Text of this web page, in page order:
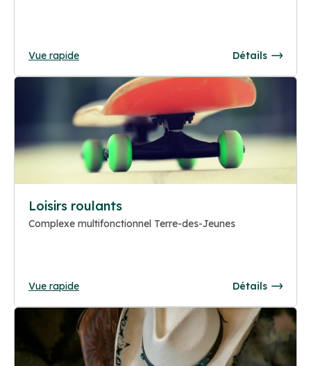
Vue rapide Détails
Loisirs roulants
Complexe multifonctionnel Terre-des-Jeunes
Vue rapide Détails